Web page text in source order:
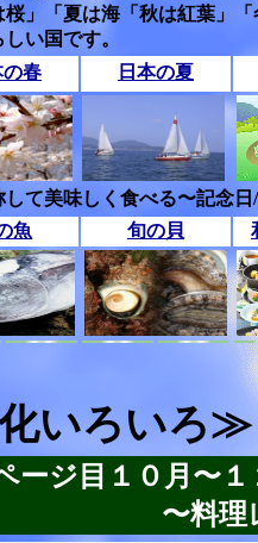
桜」「夏は海「秋は紅葉」
い国です。
の春 日本の夏
て美味しく食べる〜記念
魚 旬の貝
いろいろ≫
ージ目１０月〜
〜料理